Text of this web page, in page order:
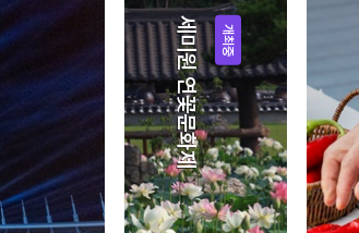
개최중
세미원 연꽃문화제